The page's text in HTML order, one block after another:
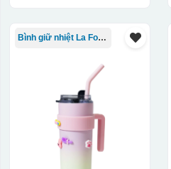
Bình giữ nhiệt La Fonte